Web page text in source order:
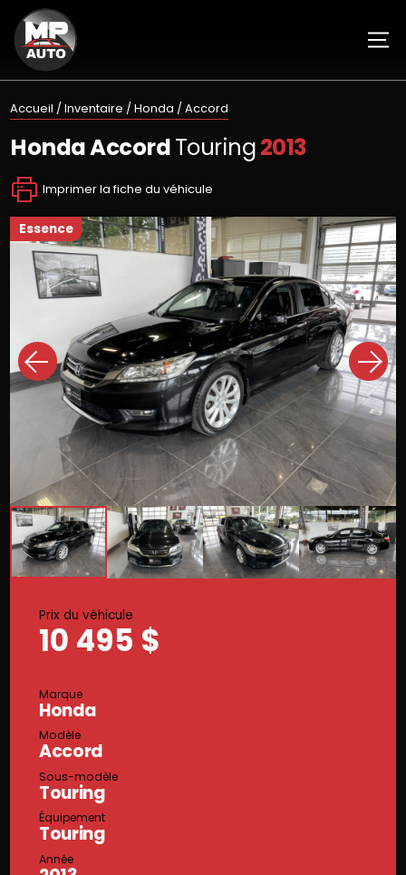
Accueil / Inventaire / Honda / Accord
HondaAccordTouring2013
Imprimer la fiche du véhicule
essence
Prix du véhicule
10 495 $
Marque
Honda
Modèle
Accord
Sous-modèle
Touring
Équipement
Touring
Année